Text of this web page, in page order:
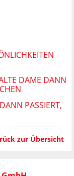
DAME DANN
PASSIERT,
zur Übersicht